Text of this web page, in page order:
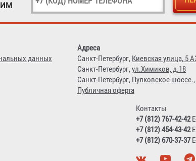
данных
Адреса
Санкт-Петербург, Киевская улица, 5
Санкт-Петербург,ул.Химиков, д.18
Санкт-Петербург, Пулковское шоссе.,
Публичная оферта
Контакты
+7 (812) 767-42-42
+7 (812) 454-43-42
+7 (812) 670-37-37